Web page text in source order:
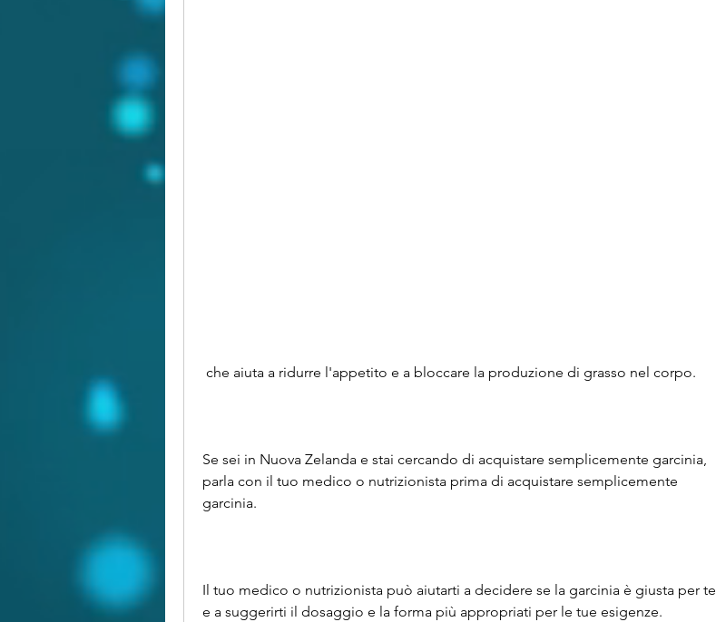
che aiuta a ridurre l'appetito e a bloccare la produzione di grasso nel corpo.
Se sei in Nuova Zelanda e stai cercando di acquistare semplicemente garcinia,
parla con il tuo medico o nutrizionista prima di acquistare semplicemente
garcinia.
Il tuo medico o nutrizionista può aiutarti a decidere se la garcinia è giusta per te
e a suggerirti il dosaggio e la forma più appropriati per le tue esigenze.